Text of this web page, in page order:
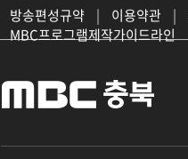
방송편성규약 | 이용약관 |
MBC프로그램제작가이드라인